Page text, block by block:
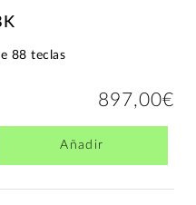
88 teclas
897,00€
Añadir